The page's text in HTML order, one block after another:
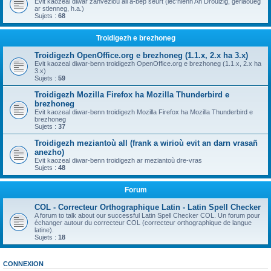
ar stlenneg, h.a.)
Sujets : 68
Troidigezh e brezhoneg
Troidigezh OpenOffice.org e brezhoneg (1.1.x, 2.x ha 3.x)
Evit kaozeal diwar-benn troidigezh OpenOffice.org e brezhoneg (1.1.x, 2.x ha
3.x)
Sujets : 59
Troidigezh Mozilla Firefox ha Mozilla Thunderbird e
brezhoneg
Evit kaozeal diwar-benn troidigezh Mozilla Firefox ha Mozilla Thunderbird e
brezhoneg
Sujets : 37
Troidigezh meziantoù all (frank a wirioù evit an darn vrasañ
anezho)
Evit kaozeal diwar-benn troidigezh ar meziantoù dre-vras
Sujets : 48
Forum
COL - Correcteur Orthographique Latin - Latin Spell Checker
A forum to talk about our successful Latin Spell Checker COL. Un forum pour
échanger autour du correcteur COL (correcteur orthographique de langue
latine).
Sujets : 18
CONNEXION